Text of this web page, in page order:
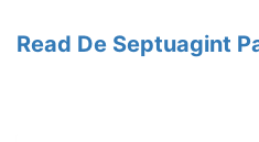
Read De Septuagint